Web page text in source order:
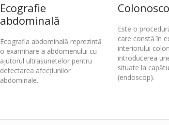
Ecografie
abdominală
Ecografia abdominală reprezintă
o examinare a abdomenului cu
ajutorul ultrasunetelor pentru
detectarea afecțiunilor
abdominale.
Este o
care constă în
interiorului
introducerea
situate la
(endoscop).